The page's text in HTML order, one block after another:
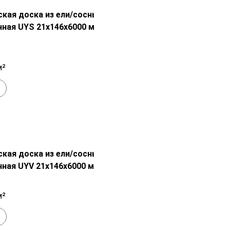
доска из ели/сосны
UYS 21х146х6000 мм с покраской
доска из ели/сосны
UYV 21х146х6000 мм с покраской